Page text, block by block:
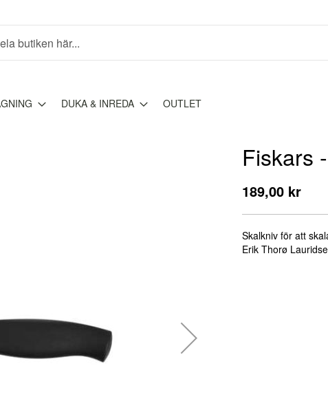
DUKA & INREDA OUTLET
Fiskars
189,00 kr
Skalkniv för att
Erik Thorø